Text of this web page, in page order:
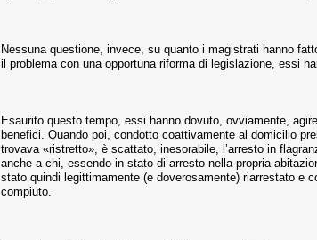
Nessuna questione, invece, su quanto i magistrati hanno
il problema con una opportuna riforma di legislazione, essi
Esaurito questo tempo, essi hanno dovuto, ovviamente,
benefici. Quando poi, condotto coattivamente al domicilio
trovava «ristretto», è scattato, inesorabile, l’arresto in
anche a chi, essendo in stato di arresto nella propria
stato quindi legittimamente (e doverosamente) riarrestato e
compiuto.